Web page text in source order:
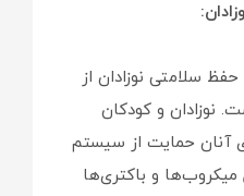
سلامتی نوزادان از
نوزادان و کودکان
آنان حمایت از سیستم
و باکتری‌ها